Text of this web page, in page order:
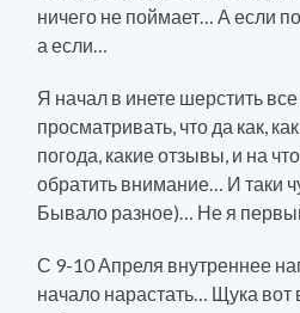
ничего не поймает… А если
а если…
Я начал в инете шерстить
просматривать, что да как,
погода, какие отзывы, и на
обратить внимание… И таки
Бывало разное)… Не я
С 9-10 Апреля внутреннее
начало нарастать… Щука вот